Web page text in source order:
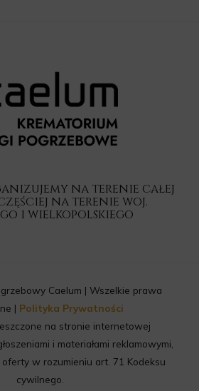
na terenie całej
na terenie woj.
i wielkopolskiego
Caelum | Wszelkie prawa
| Polityka Prywatności
na stronie internetowej
i materiałami reklamowymi,
w rozumieniu art. 71 Kodeksu
cywilnego.